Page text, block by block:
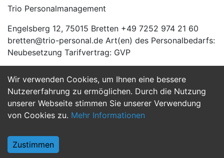
Wir verwenden Cookies, um Ihnen eine bessere
Nutzererfahrung zu ermöglichen. Durch die Nutzung
unserer Webseite stimmen Sie unserer Verwendung
von Cookies zu. Mehr Informationen
Zustimmen
Trio Personalmanagement
Engelsberg 12, 75015 Bretten +49 7252 974 21 60
bretten@trio-personal.de Art(en) des Personalbedarfs:
Neubesetzung Tarifvertrag: GVP
Jetzt Bewerben